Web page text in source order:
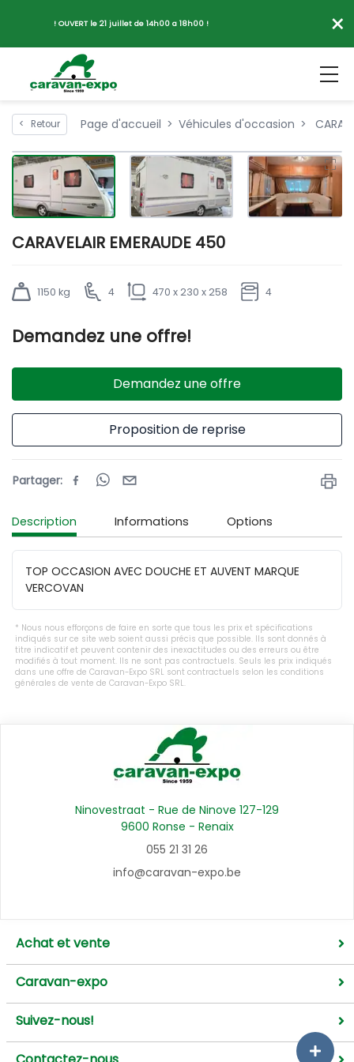
! OUVERT le 21 juillet de 14h00 a 18h00 ! ×
< Retour Page d'accueil Véhicules d'occasion
CARAVELAIR EMERAUDE 450
1150 kg 4 470 x 230 x 258 4
Demandez une offre!
Demandez une offre
Proposition de reprise
Partager:
Description Informations Options
TOP OCCASION AVEC DOUCHE ET AUVENT MARQUE
VERCOVAN
Nous nous efforçons de faire en sorte que tous les prix et spécifications
indiqués sur ce site web soient aussi précis que possible. Ils sont donnés à
titre indicatif et peuvent contenir des inexactitudes ou des erreurs ou être
modifiés à tout moment. Ils ne sont pas contractuels. Seuls les prix indiqués
dans une offre de Caravan-Expo SRL sont contractuels selon les conditions
générales de vente de Caravan-Expo SRL.
Ninovestraat - Rue de Ninove 127-129
9600 Ronse - Renaix
055 21 31 26
info@caravan-expo.be
Achat et vente
Caravan-expo
Suivez-nous!